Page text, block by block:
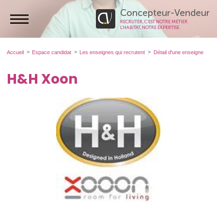
Concepteur-Vendeur
RECRUTER, C’EST NOTRE MÉTIER.
L’HABITAT, NOTRE EXPERTISE.
Accueil Espace candidat Les enseignes qui recrutent Détail d'une enseigne
H&H Xoon